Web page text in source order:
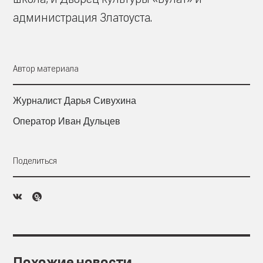
администрация Златоуста.
Автор материала
Журналист Дарья Сивухина
Оператор Иван Дульцев
Поделиться